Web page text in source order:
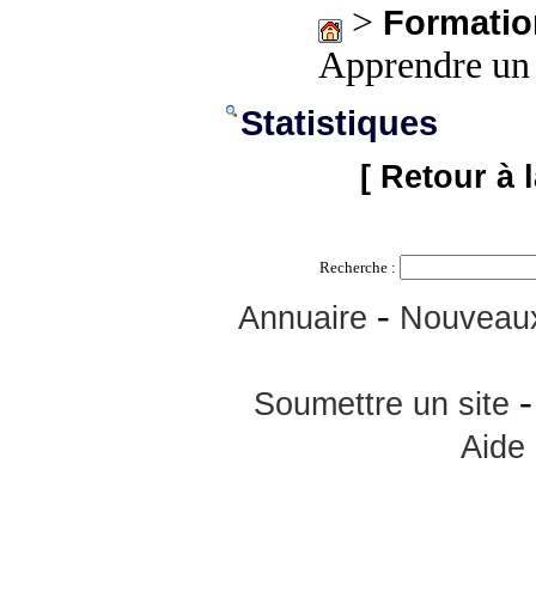
>
Apprendre
Statistiques
[ Retour à
Recherche :
Annuaire -
Soumettre un site
Aide